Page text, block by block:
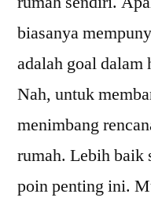
biasanya
adalah goal dalam
Nah, untuk
menimbang
rumah. Lebih baik
poin penting ini.